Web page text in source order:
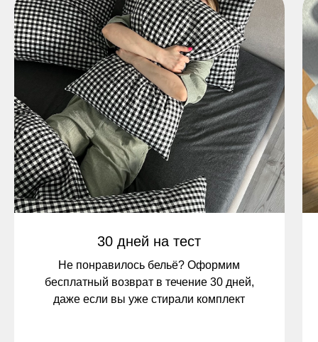
30 дней на тест
Не понравилось бельё? Оформим
бесплатный возврат в течение 30 дней,
даже если вы уже стирали комплект